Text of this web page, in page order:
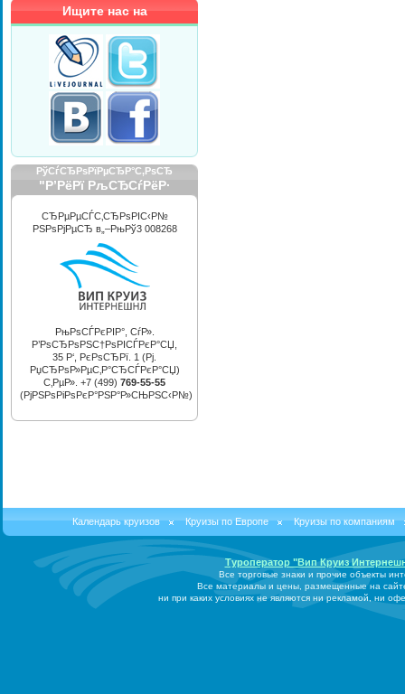
Ищите нас на
СЂРµРµСЃС‚СЂРѕРІС‹Р№
РЅРѕРјРµСЂ в„–РњРў3 008268
РњРѕСЃРєРІР°, СѓР».
Р’РѕСЂРѕРЅС†РѕРІСЃРєР°СЏ,
35 Р‘, РєРѕСЂРї. 1 (Рј.
РџСЂРѕР»РµС‚Р°СЂСЃРєР°СЏ)
С‚РµР». +7 (499) 769-55-55
(РјРЅРѕРіРѕРєР°РЅР°Р»СЊРЅС‹Р№)
РўСѓСЂРѕРїРµСЂР°С‚РѕСЂ
"Р’РёРї РљСЂСѓРёР·
Календарь круизов Круизы по Европе Круизы по компаниям
Туроператор "Вип Круиз
Все торговые знаки и прочие объекты
Все материалы и цены, размещенные на
ни при каких условиях не являются ни рекламой, ни